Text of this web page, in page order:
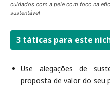
cuidados com a pele com foco na
sustentável
3 táticas para este
Use alegações de
proposta de valor do seu